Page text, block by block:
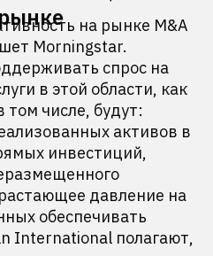
на рынке M&A
Morningstar.
спрос на
в этой области, как
числе, будут:
активов в
инвестиций,
давление на
обеспечивать
International полагают,